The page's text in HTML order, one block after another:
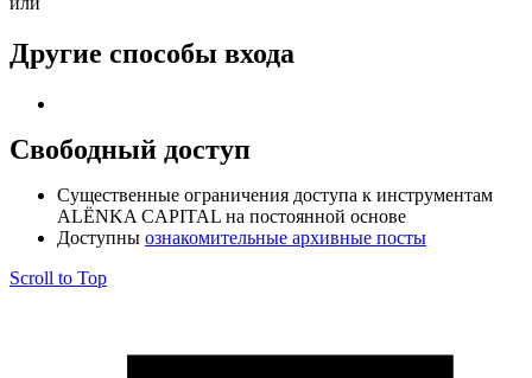
Другие способы входа
Свободный доступ
Cущественные ограничения доступа к инструментам
ALЁNKA CAPITAL на постоянной основе
Доступны ознакомительные архивные посты
Scroll to Top